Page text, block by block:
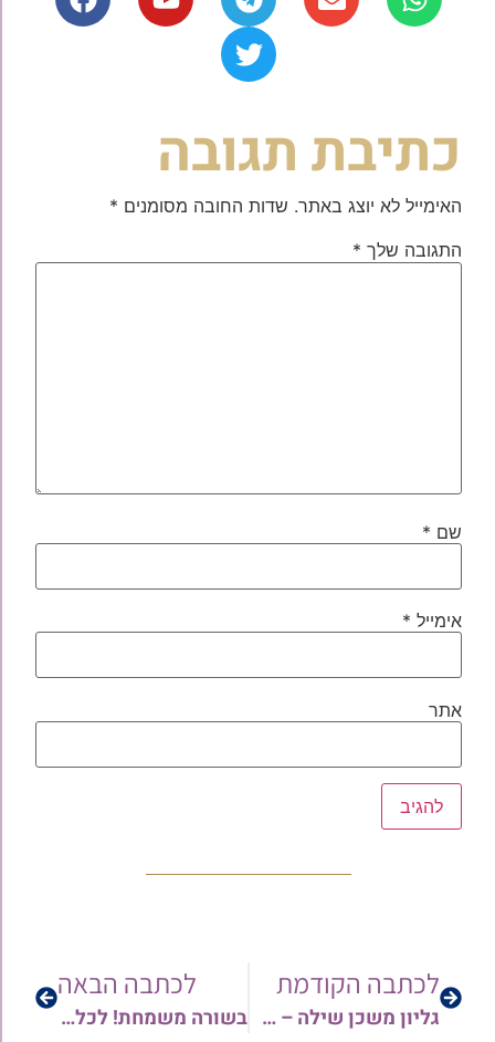
כתיבת תגובה
האימייל לא יוצג באתר. שדות החובה מסומנים *
התגובה שלך *
שם *
אימייל *
אתר
לכתבה הקודמת
גליון משכן שילה – פרשת וארא ה'תש"פ
לכתבה הבאה
בשורה משמחת! לכל מנויי גליון השבת של יהדות תימן – 'גנזי מלכים'